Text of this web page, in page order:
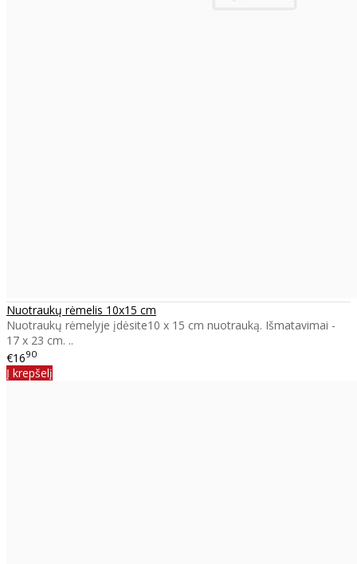
Nuotraukų rėmelis 10x15 cm
Nuotraukų rėmelyje įdėsite10 x 15 cm nuotrauką. Išmatavimai -
17 x 23 cm. ..
€1690
Į krepšelį